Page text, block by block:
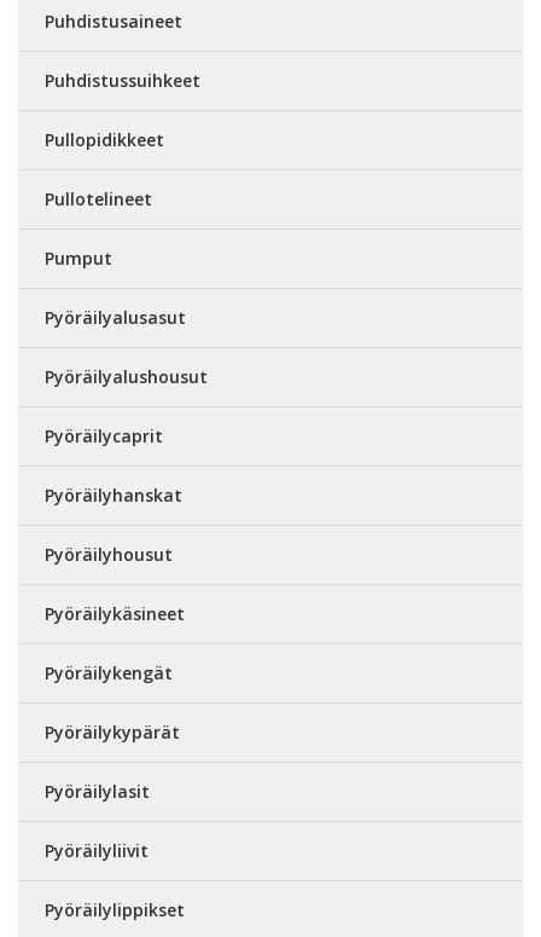
Puhdistusaineet
Puhdistussuihkeet
Pullopidikkeet
Pullotelineet
Pumput
Pyöräilyalusasut
Pyöräilyalushousut
Pyöräilycaprit
Pyöräilyhanskat
Pyöräilyhousut
Pyöräilykäsineet
Pyöräilykengät
Pyöräilykypärät
Pyöräilylasit
Pyöräilyliivit
Pyöräilylippikset